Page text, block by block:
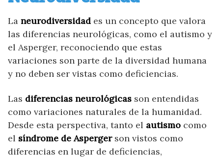
La neurodiversidad es un concepto que valora
las diferencias neurológicas, como el autismo y
el Asperger, reconociendo que estas
variaciones son parte de la diversidad humana
y no deben ser vistas como deficiencias.
Las diferencias neurológicas son entendidas
como variaciones naturales de la humanidad.
Desde esta perspectiva, tanto el autismo como
el síndrome de Aspergerson vistos como
diferencias en lugar de deficiencias,